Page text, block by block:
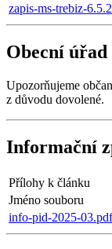
zapis-ms-trebiz-
Obecní úřad
Upozorňujeme
z důvodu dovolené.
Informační
Přílohy k článku
Jméno souboru
info-pid-2025-03.pdf